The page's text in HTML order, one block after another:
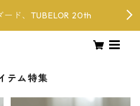
ード、TUBELOR 20th
テム特集